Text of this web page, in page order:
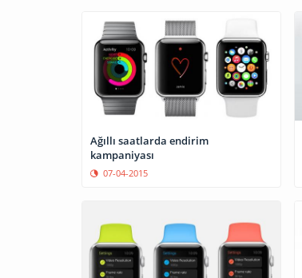
Ağıllı saatlarda endirim
kampaniyası
07-04-2015